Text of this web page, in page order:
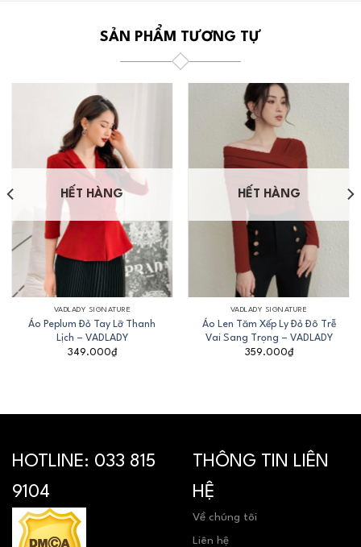
SẢN PHẨM TƯƠNG TỰ
HẾT HÀNG
VADLADY SIGNATURE
Áo Peplum Đỏ Tay Lỡ Thanh
Lịch – VADLADY
349.000₫
HẾT HÀNG
VADLADY SIGNATURE
Áo Len Tăm Xếp Ly Đỏ Đô Trễ
Vai Sang Trọng – VADLADY
359.000₫
HOTLINE: 033 815
9104
THÔNG TIN LIÊN
HỆ
Về chúng tôi
Liên hệ